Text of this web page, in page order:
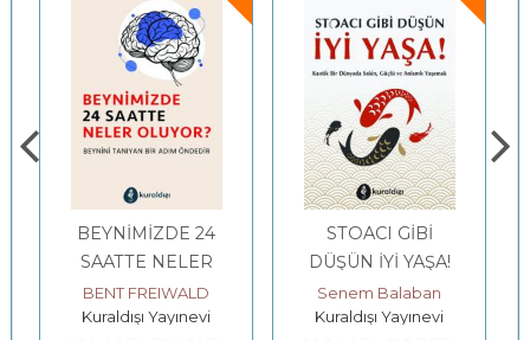
STOACI GİBİ
DÜŞÜN İYİ YAŞA!
Senem Balaban
Kuraldışı Yayınevi
Babalar Ve Çocuklar
TAL EYRE
Kuraldışı Yayınevi